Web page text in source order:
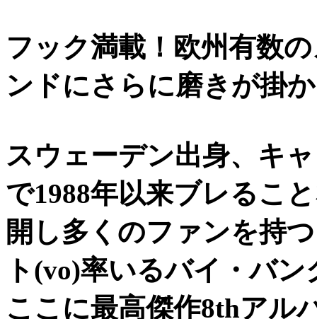
フック満載！欧州有数
ンドにさらに磨きが掛
スウェーデン出身、キ
で1988年以来ブレるこ
開し多くのファンを持
ト(vo)率いるバイ・バ
ここに最高傑作8thアル